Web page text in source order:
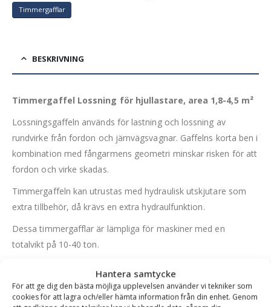
Hantera samtycke
För att ge dig den bästa möjliga upplevelsen använder vi tekniker som
cookies för att lagra och/eller hämta information från din enhet. Genom
Timmergafflar
BESKRIVNING
Timmergaffel Lossning för hjullastare, area 1,8-4,5 m²
Lossningsgaffeln används för lastning och lossning av
rundvirke från fordon och järnvägsvagnar. Gaffelns korta ben i
kombination med fångarmens geometri minskar risken för att
fordon och virke skadas.
Timmergaffeln kan utrustas med hydraulisk utskjutare som
extra tillbehör, då krävs en extra hydraulfunktion.
Dessa timmergafflar är lämpliga för maskiner med en
totalvikt på 10-40 ton.
Utbytbara sparstål på gaffelbenen är standard
Avrundad fångarmsspets som ger mindre skada på virket